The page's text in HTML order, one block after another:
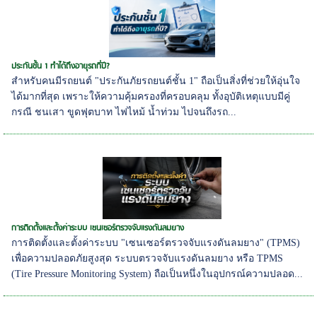
ประกันชั้น 1 ทำได้ถึงอายุรถกี่ปี?
สำหรับคนมีรถยนต์ "ประกันภัยรถยนต์ชั้น 1" ถือเป็นสิ่งที่ช่วยให้อุ่นใจ
ได้มากที่สุด เพราะให้ความคุ้มครองที่ครอบคลุม ทั้งอุบัติเหตุแบบมีคู่
กรณี ชนเสา ขูดฟุตบาท ไฟไหม้ น้ำท่วม ไปจนถึงรถ...
การติดตั้งและตั้งค่าระบบ เซนเซอร์ตรวจจับแรงดันลมยาง
การติดตั้งและตั้งค่าระบบ "เซนเซอร์ตรวจจับแรงดันลมยาง" (TPMS)
เพื่อความปลอดภัยสูงสุด ระบบตรวจจับแรงดันลมยาง หรือ TPMS
(Tire Pressure Monitoring System) ถือเป็นหนึ่งในอุปกรณ์ความปลอด...